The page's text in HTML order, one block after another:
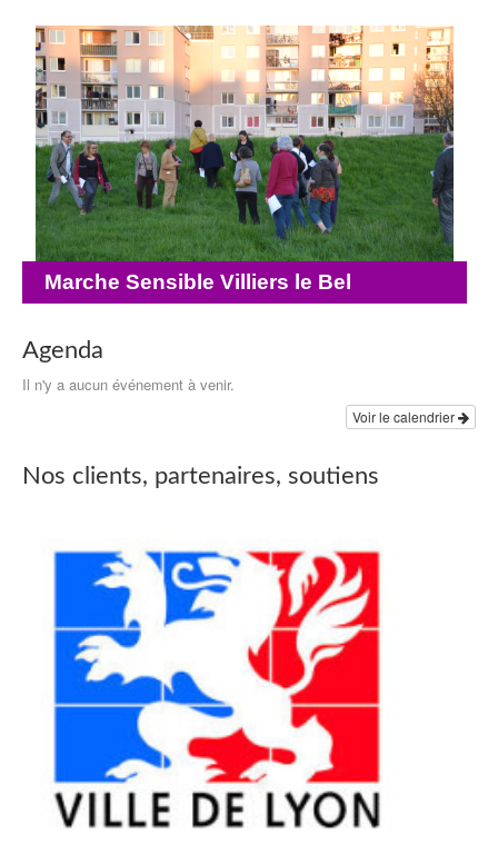
Marche Sensible Villiers le Bel
Agenda
Il n'y a aucun événement à venir.
Voir le calendrier
Nos clients, partenaires, soutiens